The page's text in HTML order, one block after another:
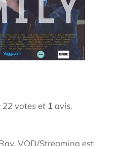
22 votes et 1 avis.
VOD/Streaming est